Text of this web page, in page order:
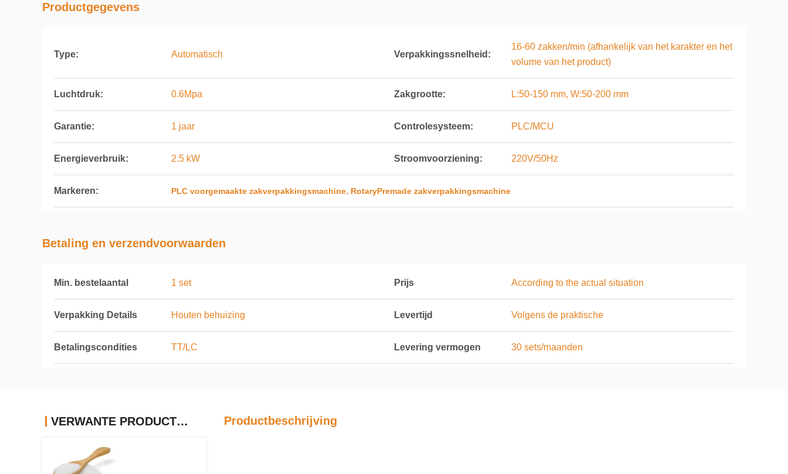
Productgegevens
Type: Automatisch Verpakkingssnelheid:
16-60 zakken/min (afhankelijk van het karakter en het
volume van het product)
Luchtdruk: 0.6Mpa Zakgrootte: L:50-150 mm, W:50-200 mm
Garantie: 1 jaar Controlesysteem: PLC/MCU
Energieverbruik: 2.5 kW Stroomvoorziening: 220V/50Hz
Markeren: PLC voorgemaakte zakverpakkingsmachine, RotaryPremade zakverpakkingsmachine
Betaling en verzendvoorwaarden
Min. bestelaantal 1 set Prijs According to the actual situation
Verpakking Details Houten behuizing Levertijd Volgens de praktische
Betalingscondities TT/LC Levering vermogen 30 sets/maanden
VERWANTE PRODUCTEN Productbeschrijving